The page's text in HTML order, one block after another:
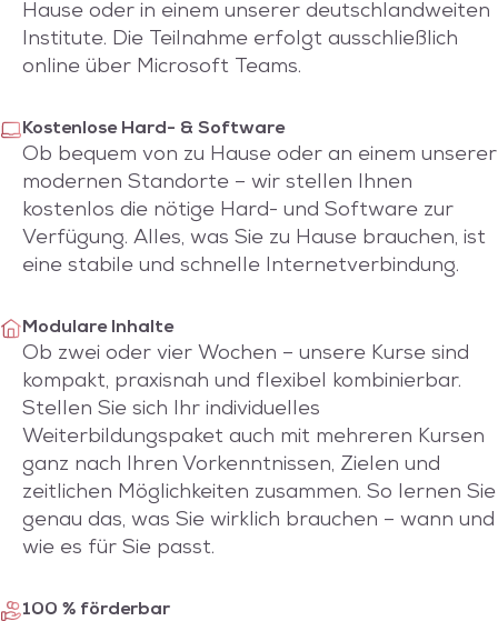
Hause oder in einem unserer deutschlandweiten
Institute. Die Teilnahme erfolgt ausschließlich
online über Microsoft Teams.
Kostenlose Hard- & Software
Ob bequem von zu Hause oder an einem unserer
modernen Standorte – wir stellen Ihnen
kostenlos die nötige Hard- und Software zur
Verfügung. Alles, was Sie zu Hause brauchen, ist
eine stabile und schnelle Internetverbindung.
Modulare Inhalte
Ob zwei oder vier Wochen – unsere Kurse sind
kompakt, praxisnah und flexibel kombinierbar.
Stellen Sie sich Ihr individuelles
Weiterbildungspaket auch mit mehreren Kursen
ganz nach Ihren Vorkenntnissen, Zielen und
zeitlichen Möglichkeiten zusammen. So lernen Sie
genau das, was Sie wirklich brauchen – wann und
wie es für Sie passt.
100 % förderbar